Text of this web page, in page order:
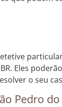
Eles
o seu
Pedro